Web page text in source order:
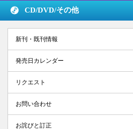
CD/DVD/その他
新刊・既刊情報
発売日カレンダー
リクエスト
お問い合わせ
お詫びと訂正